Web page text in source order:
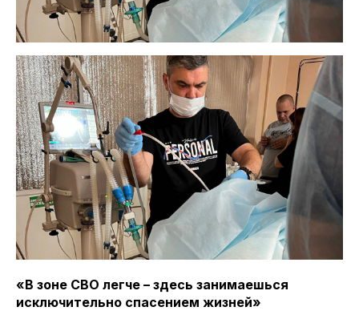
«В зоне СВО легче – здесь занимаешься
исключительно спасением жизней»